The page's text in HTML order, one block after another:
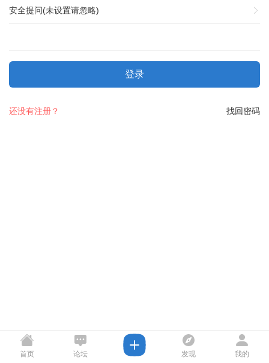
安全提问(未设置请忽略)
登录
找回密码
还没有注册？
首页 论坛 发现 我的